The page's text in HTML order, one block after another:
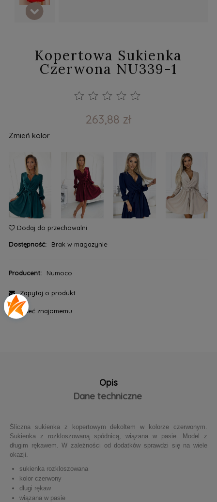
Kopertowa Sukienka
Czerwona NU339-1
263,88 zł
Zmień kolor
Dodaj do przechowalni
Dostępność: Brak w magazynie
Producent: Numoco
Zapytaj o produkt
poleć znajomemu
Opis
Dane techniczne
Śliczna sukienka z kopertowym dekoltem w kolorze czerwonym.
Sukienka z rozkloszowaną spódnicą, wiązana w pasie. Model z
długim rękawem. W zależności od dodatków sprawdzi się na wiele
okazji.
sukienka rozkloszowana
kolor czerwony
długi rękaw
wiązana w pasie